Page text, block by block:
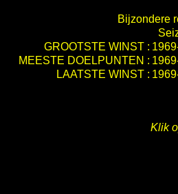
Bijzondere
GROOTSTE WINST :
MEESTE DOELPUNTEN :
LAATSTE WINST :
Klik